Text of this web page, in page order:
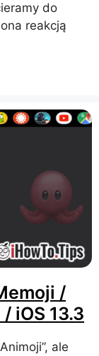
do
reakcją
/
iOS 13.3
ale